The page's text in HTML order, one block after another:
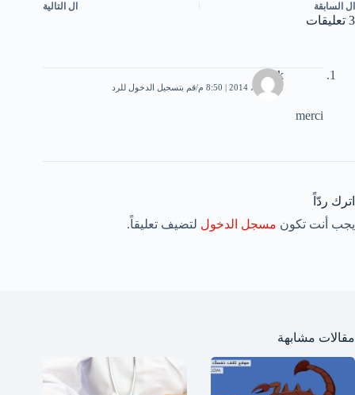
ال السابقة ال التالية
3 تعليقات
tarik
11 أبريل، 2014 | 8:50 م قم بتسجيل الدخول للرد
merci
اترك ردّاً
يجب أنت تكون مسجل الدخول لتضيف تعليقاً.
مقالات مشابهة